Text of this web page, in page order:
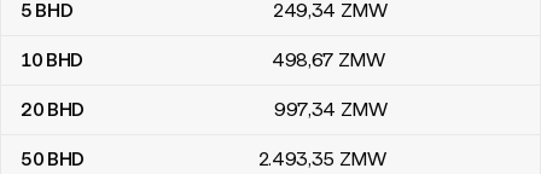
5 BHD 249,34 ZMW
10 BHD 498,67 ZMW
20 BHD 997,34 ZMW
50 BHD 2.493,35 ZMW